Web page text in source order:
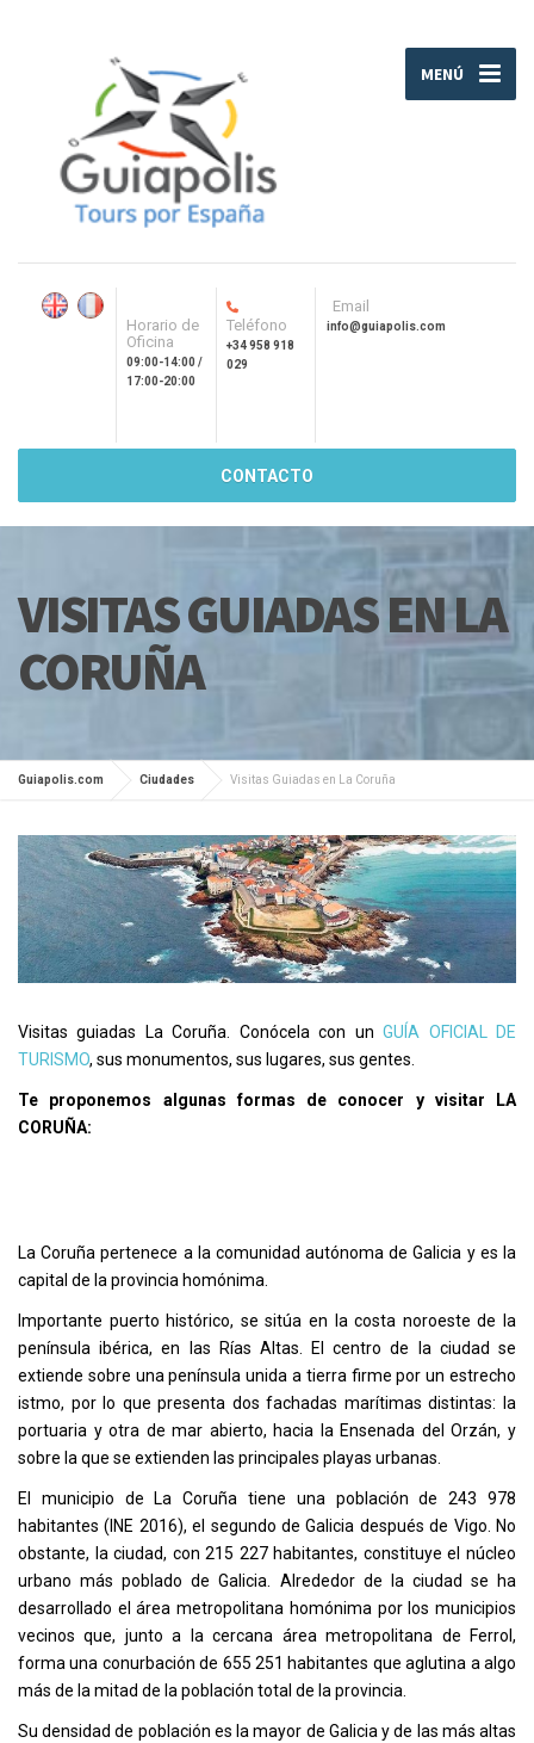
MENÚ
Horario de
Oficina
09:00-14:00 /
17:00-20:00
Teléfono
+34 958 918
029
Email
info@guiapolis.com
CONTACTO
VISITAS GUIADAS EN LA
CORUÑA
Guiapolis.com Ciudades Visitas Guiadas en La Coruña
Visitas guiadas La Coruña. Conócela con unGUÍA OFICIAL DE
TURISMO, sus monumentos, sus lugares, sus gentes.
Te proponemos algunas formas de conocer y visitar LA
CORUÑA:
La Coruña pertenece a la comunidad autónoma de Galicia y es la
capital de la provincia homónima.
Importante puerto histórico, se sitúa en la costa noroeste de la
península ibérica, en las Rías Altas. El centro de la ciudad se
extiende sobre una península unida a tierra firme por un estrecho
istmo, por lo que presenta dos fachadas marítimas distintas: la
portuaria y otra de mar abierto, hacia la Ensenada del Orzán, y
sobre la que se extienden las principales playas urbanas.
El municipio de La Coruña tiene una población de 243 978
habitantes (INE 2016), el segundo de Galicia después de Vigo. No
obstante, la ciudad, con 215 227 habitantes, constituye el núcleo
urbano más poblado de Galicia. Alrededor de la ciudad se ha
desarrollado el área metropolitana homónima por los municipios
vecinos que, junto a la cercana área metropolitana de Ferrol,
forma una conurbación de 655 251 habitantes que aglutina a algo
más de la mitad de la población total de la provincia.
Su densidad de población es la mayor de Galicia y de las más altas